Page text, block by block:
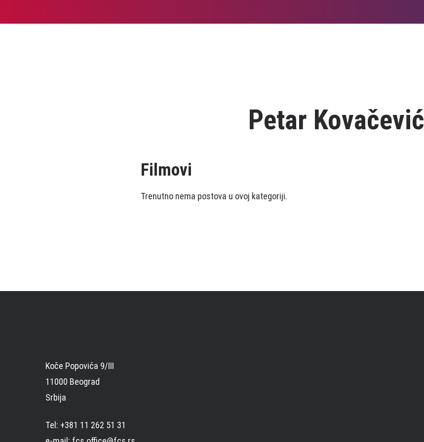
Petar Kovačević
Filmovi
Trenutno nema postova u ovoj kategoriji.
Koče Popovića 9/III
11000 Beograd
Srbija
Tel: +381 11 262 51 31